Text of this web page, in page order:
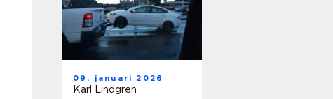
09. januari 2026
Karl Lindgren